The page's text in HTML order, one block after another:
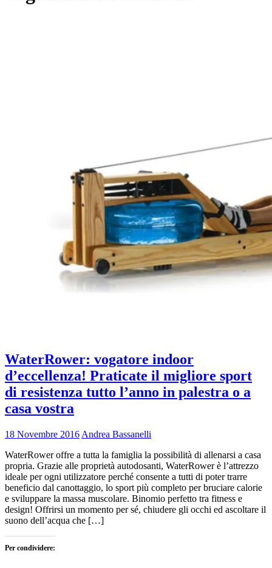
WaterRower: vogatore indoor
d’eccellenza! Praticate il migliore sport
di resistenza tutto l’anno in palestra o a
casa vostra
18 Novembre 2016 Andrea Bassanelli
WaterRower offre a tutta la famiglia la possibilità di allenarsi a casa
propria. Grazie alle proprietà autodosanti, WaterRower è l’attrezzo
ideale per ogni utilizzatore perché consente a tutti di poter trarre
beneficio dal canottaggio, lo sport più completo per bruciare calorie
e sviluppare la massa muscolare. Binomio perfetto tra fitness e
design! Offrirsi un momento per sé, chiudere gli occhi ed ascoltare il
suono dell’acqua che […]
Per condividere: